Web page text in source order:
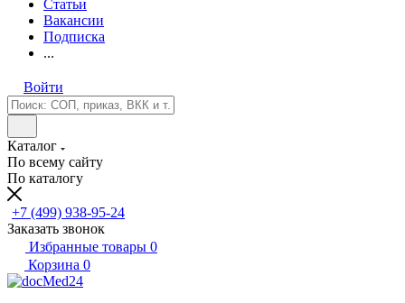
Статьи
Вакансии
Подписка
...
Войти
Каталог
По всему сайту
По каталогу
+7 (499) 938-95-24
Заказать звонок
Избранные товары 0
Корзина 0